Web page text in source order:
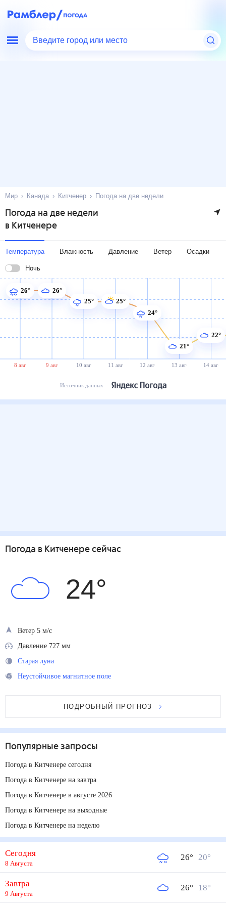
Введите город или место
Мир Канада Китченер Погода на две недели
Погода на две недели
в Китченере
Температура Влажность Давление Ветер Осадки
Ночь
8 авг 9 авг 10 авг 11 авг 12 авг 13 авг 14 авг
26°
26°
25°
25°
24°
21°
22°
Источник данных
Погода в Китченере сейчас
24°
Ветер 5 м/с
Давление 727 мм
Старая луна
Неустойчивое магнитное поле
ПОДРОБНЫЙ ПРОГНОЗ
Популярные запросы
Погода в Китченере сегодня
Погода в Китченере на завтра
Погода в Китченере в августе 2026
Погода в Китченере на выходные
Погода в Китченере на неделю
Сегодня
8 Августа
26° 20°
Завтра
9 Августа
26° 18°